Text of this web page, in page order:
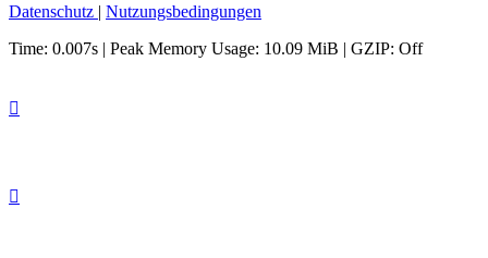
Datenschutz | Nutzungsbedingungen
Time: 0.007s | Peak Memory Usage: 10.09 MiB | GZIP: Off